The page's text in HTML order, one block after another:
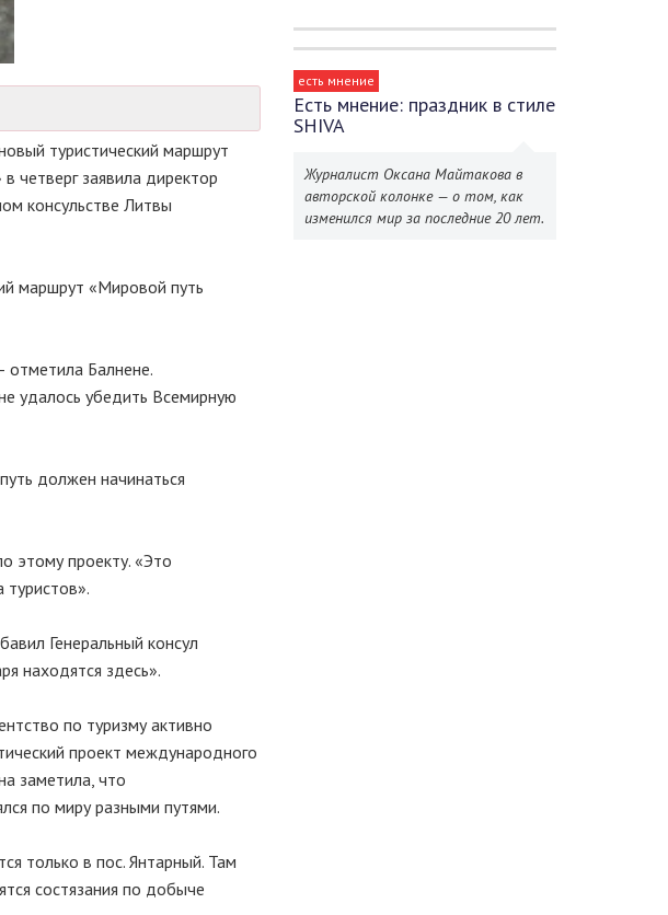
туристический маршрут
четверг заявила директор
консульстве Литвы
маршрут «Мировой путь
отметила Балнене.
удалось убедить Всемирную
должен начинаться
этому проекту. «Это
Генеральный консул
находятся здесь».
по туризму активно
проект международного
заметила, что
по миру разными путями.
только в пос. Янтарный. Там
состязания по добыче
есть мнение
Есть мнение: праздник в стиле
SHIVA
Журналист Оксана Майтакова в
авторской колонке — о том, как
изменился мир за последние 20 лет.